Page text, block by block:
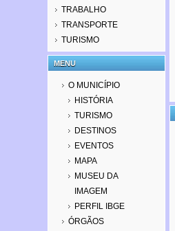
TRABALHO
TRANSPORTE
TURISMO
MENU
O MUNICÍPIO
HISTÓRIA
TURISMO
DESTINOS
EVENTOS
MAPA
MUSEU DA
IMAGEM
PERFIL IBGE
ÓRGÃOS